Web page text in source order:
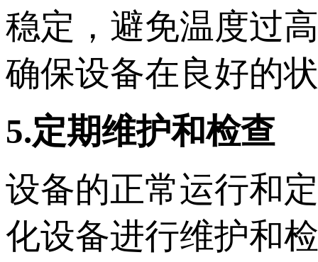
稳定，避免温度过
确保设备在良好的
5.定期维护和检查
设备的正常运行和
化设备进行维护和